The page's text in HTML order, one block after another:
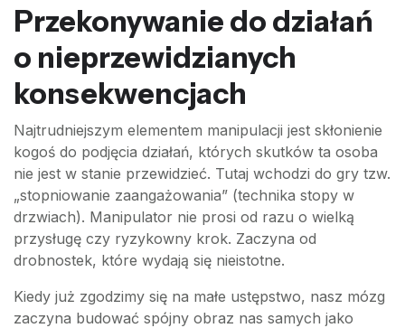
Przekonywanie do działań
o nieprzewidzianych
konsekwencjach
Najtrudniejszym elementem manipulacji jest skłonienie
kogoś do podjęcia działań, których skutków ta osoba
nie jest w stanie przewidzieć. Tutaj wchodzi do gry tzw.
„stopniowanie zaangażowania” (technika stopy w
drzwiach). Manipulator nie prosi od razu o wielką
przysługę czy ryzykowny krok. Zaczyna od
drobnostek, które wydają się nieistotne.
Kiedy już zgodzimy się na małe ustępstwo, nasz mózg
zaczyna budować spójny obraz nas samych jako